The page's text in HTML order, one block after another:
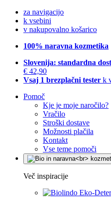
za navigacijo
k vsebini
v nakupovalno košarico
100% naravna kozmetika
Slovenija: standardna
€ 42,90
Vsaj 1 brezplačni tester k
Pomoč
Kje je moje naročilo?
Vračilo
Stroški dostave
Možnosti plačila
Kontakt
Vse teme pomoči
Več inspiracije
Eko-